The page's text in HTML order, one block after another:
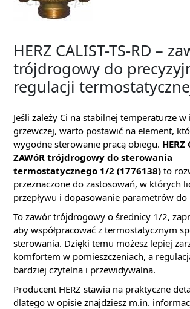
HERZ CALIST-TS-RD –
trójdrogowy do
regulacji
Jeśli zależy Ci na stabilnej temperaturze w
grzewczej, warto postawić na element,
wygodne sterowanie pracą obiegu. HERZ
ZAWóR trójdrogowy do sterowania
termostatycznego 1/2 (1776138) to
przeznaczone do zastosowań, w których
przepływu i dopasowanie parametrów do
To zawór trójdrogowy o średnicy 1/2,
aby współpracować z termostatycznym
sterowania. Dzięki temu możesz lepiej
komfortem w pomieszczeniach, a
bardziej czytelna i przewidywalna.
Producent HERZ stawia na praktyczne
dlatego w opisie znajdziesz m.in.